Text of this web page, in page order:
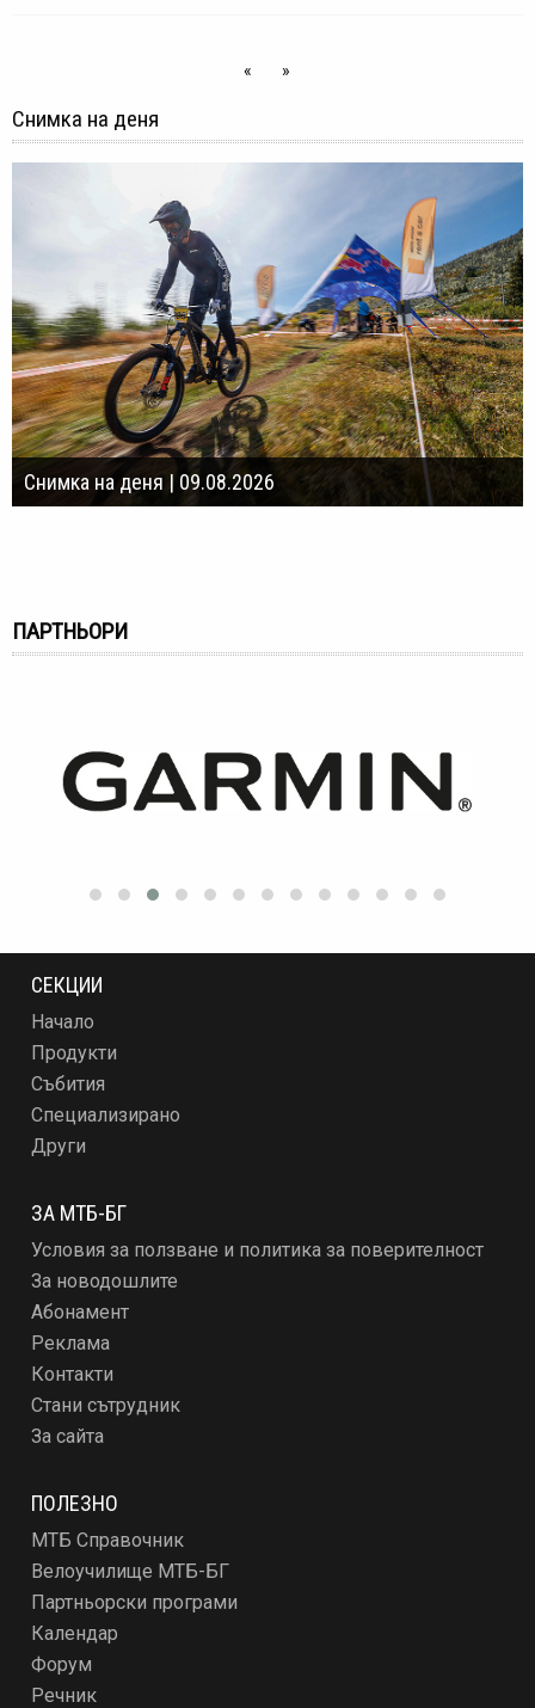
« »
Снимка на деня
Снимка на деня | 09.08.2026
ПАРТНЬОРИ
СЕКЦИИ
Начало
Продукти
Събития
Специализирано
Други
ЗА МТБ-БГ
Условия за ползване и политика за поверителност
За новодошлите
Абонамент
Реклама
Контакти
Стани сътрудник
За сайта
ПОЛЕЗНО
МТБ Справочник
Велоучилище МТБ-БГ
Партньорски програми
Календар
Форум
Речник